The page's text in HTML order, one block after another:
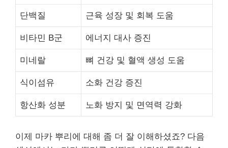
단백질 근육 성장 및 회복 도움
비타민 B군 에너지 대사 증진
미네랄 뼈 건강 및 혈액 생성 도움
식이섬유 소화 건강 증진
항산화 성분 노화 방지 및 면역력 강화
이제 마카 뿌리에 대해 좀 더 잘 이해하셨죠? 다음